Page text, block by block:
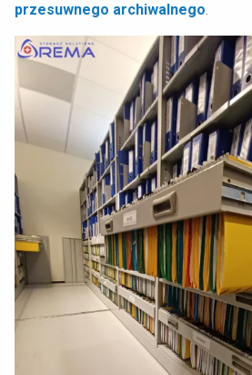
przesuwnego archiwalnego.